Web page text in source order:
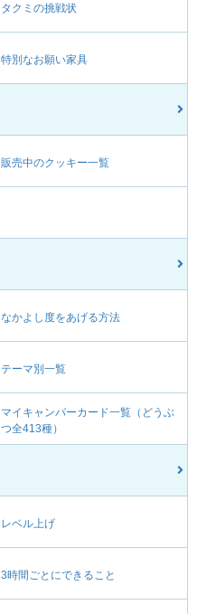
タクミの挑戦状
特別なお願い家具
販売中のクッキー一覧
なかよし度をあげる方法
テーマ別一覧
マイキャンパーカード一覧（どうぶ
つ全413種）
レベル上げ
3時間ごとにできること